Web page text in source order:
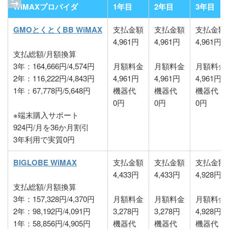
WiMAXプロバイダ 1年目 2年目 3年目
GMOとくとくBB WiMAX
支払総額/月額換算
3年：164,666円/4,574円
2年：116,222円/4,843円
1年：67,778円/5,648円
※端末購入サポート
924円/月を36か月割引
3年利用で実質0円
支払金額
4,961円
月額料金
4,961円
機器代
0円
支払金額
4,961円
月額料金
4,961円
機器代
0円
支払金額
4,961円
月額料金
4,961円
機器代
0円
BIGLOBE WiMAX
支払総額/月額換算
3年：157,328円/4,370円
2年：98,192円/4,091円
1年：58,856円/4,905円
支払金額
4,433円
月額料金
3,278円
機器代
支払金額
4,433円
月額料金
3,278円
機器代
支払金額
4,928円
月額料金
4,928円
機器代